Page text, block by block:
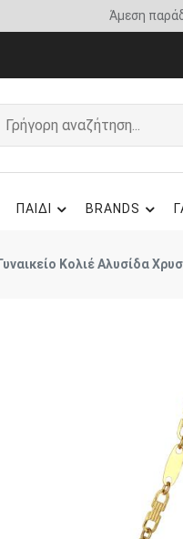
Άμεση
ΠΑΙΔΙ BRANDS
Γυναικείο Κολιέ Αλυσίδα